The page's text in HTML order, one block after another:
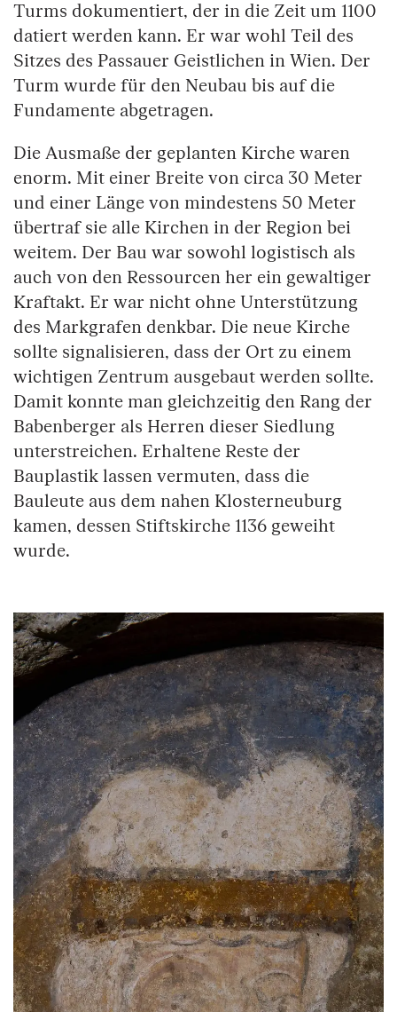
Turms dokumentiert, der in die Zeit um 1100
datiert werden kann. Er war wohl Teil des
Sitzes des Passauer Geistlichen in Wien. Der
Turm wurde für den Neubau bis auf die
Fundamente abgetragen.
Die Ausmaße der geplanten Kirche waren
enorm. Mit einer Breite von circa 30 Meter
und einer Länge von mindestens 50 Meter
übertraf sie alle Kirchen in der Region bei
weitem. Der Bau war sowohl logistisch als
auch von den Ressourcen her ein gewaltiger
Kraftakt. Er war nicht ohne Unterstützung
des Markgrafen denkbar. Die neue Kirche
sollte signalisieren, dass der Ort zu einem
wichtigen Zentrum ausgebaut werden sollte.
Damit konnte man gleichzeitig den Rang der
Babenberger als Herren dieser Siedlung
unterstreichen. Erhaltene Reste der
Bauplastik lassen vermuten, dass die
Bauleute aus dem nahen Klosterneuburg
kamen, dessen Stiftskirche 1136 geweiht
wurde.